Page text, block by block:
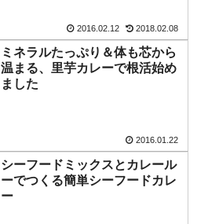
2016.02.12 2018.02.08
ミネラルたっぷり＆体も芯から
温まる、里芋カレーで根活始め
ました
2016.01.22
シーフードミックスとカレール
ーでつくる簡単シーフードカレ
ー